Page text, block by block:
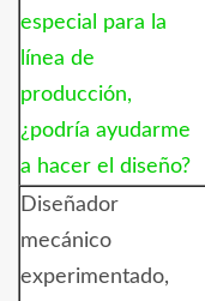
especial para la
línea de
producción,
¿podría ayudarme
a hacer el diseño?
Diseñador
mecánico
experimentado,